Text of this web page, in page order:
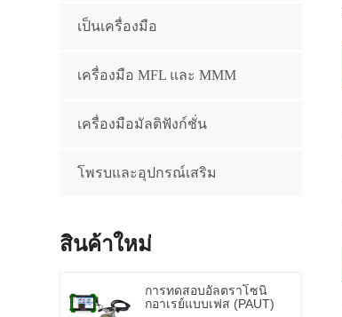
เป็นเครื่องมือ
เครื่องมือ MFL และ MMM
เครื่องมือมัลติฟังก์ชั่น
โพรบและอุปกรณ์เสริม
สินค้าใหม่
การทดสอบอัลตราโซนิ
กอาเรย์แบบเฟส (PAUT)